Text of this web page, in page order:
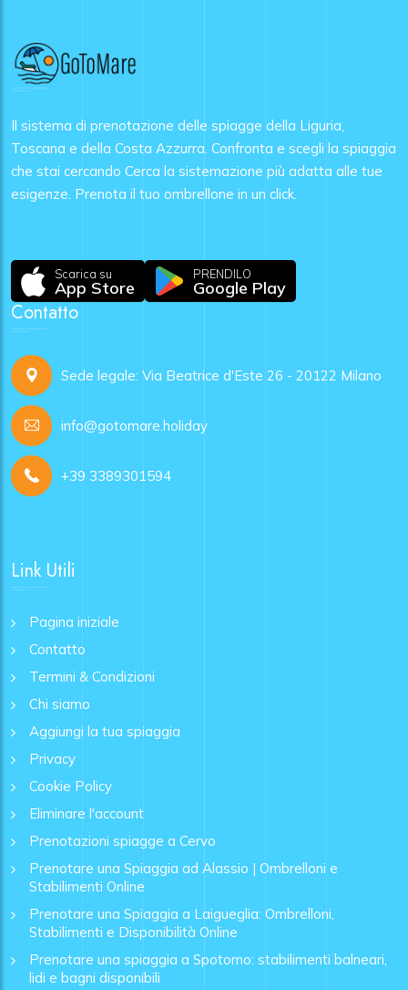
Il sistema di prenotazione delle spiagge della Liguria,
Toscana e della Costa Azzurra. Confronta e scegli la spiaggia
che stai cercando Cerca la sistemazione più adatta alle tue
esigenze. Prenota il tuo ombrellone in un click.
Scarica su
App Store
PRENDILO
Google Play
Contatto
Sede legale: Via Beatrice d'Este 26 - 20122 Milano
info@gotomare.holiday
+39 3389301594
Link Utili
Pagina iniziale
Contatto
Termini & Condizioni
Chi siamo
Aggiungi la tua spiaggia
Privacy
Cookie Policy
Eliminare l'account
Prenotazioni spiagge a Cervo
Prenotare una Spiaggia ad Alassio | Ombrelloni e
Stabilimenti Online
Prenotare una Spiaggia a Laigueglia: Ombrelloni,
Stabilimenti e Disponibilità Online
Prenotare una spiaggia a Spotorno: stabilimenti balneari,
lidi e bagni disponibili